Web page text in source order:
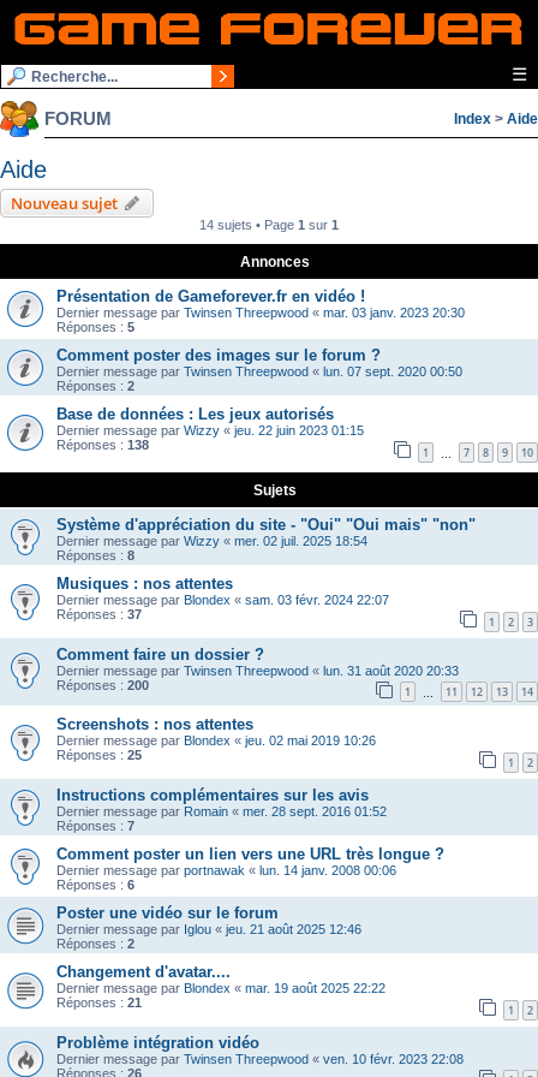
☰
FORUM Index > Aide
Aide
Nouveau sujet
14 sujets • Page 1 sur 1
Annonces
Présentation de Gameforever.fr en vidéo !
Dernier message par Twinsen Threepwood « mar. 03 janv. 2023 20:30
Réponses : 5
Comment poster des images sur le forum ?
Dernier message par Twinsen Threepwood « lun. 07 sept. 2020 00:50
Réponses : 2
Base de données : Les jeux autorisés
Dernier message par Wizzy « jeu. 22 juin 2023 01:15
Réponses : 138 1 7 8 9 10
Sujets
Système d'appréciation du site - "Oui" "Oui mais" "non"
Dernier message par Wizzy « mer. 02 juil. 2025 18:54
Réponses : 8
Musiques : nos attentes
Dernier message par Blondex « sam. 03 févr. 2024 22:07
Réponses : 37 1 2 3
Comment faire un dossier ?
Dernier message par Twinsen Threepwood « lun. 31 août 2020 20:33
Réponses : 200 1 11 12 13 14
Screenshots : nos attentes
Dernier message par Blondex « jeu. 02 mai 2019 10:26
Réponses : 25 1 2
Instructions complémentaires sur les avis
Dernier message par Romain « mer. 28 sept. 2016 01:52
Réponses : 7
Comment poster un lien vers une URL très longue ?
Dernier message par portnawak « lun. 14 janv. 2008 00:06
Réponses : 6
Poster une vidéo sur le forum
Dernier message par Iglou « jeu. 21 août 2025 12:46
Réponses : 2
Changement d'avatar....
Dernier message par Blondex « mar. 19 août 2025 22:22
Réponses : 21 1 2
Problème intégration vidéo
Dernier message par Twinsen Threepwood « ven. 10 févr. 2023 22:08
Réponses : 26